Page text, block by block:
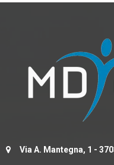
Via A. Mantegna, 1 -